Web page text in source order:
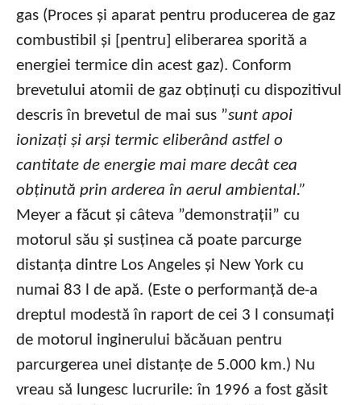
gas (Proces și aparat pentru producerea de gaz
combustibil și [pentru] eliberarea sporită a
energiei termice din acest gaz). Conform
brevetului atomii de gaz obținuți cu dispozitivul
descris în brevetul de mai sus ”sunt apoi
ionizați și arși termic eliberând astfel o
cantitate de energie mai mare decât cea
obținută prin arderea în aerul ambiental.”
Meyer a făcut și câteva ”demonstrații” cu
motorul său și susținea că poate parcurge
distanța dintre Los Angeles și New York cu
numai 83 l de apă. (Este o performanță de-a
dreptul modestă în raport de cei 3 l consumați
de motorul inginerului băcăuan pentru
parcurgerea unei distanțe de 5.000 km.) Nu
vreau să lungesc lucrurile: în 1996 a fost găsit